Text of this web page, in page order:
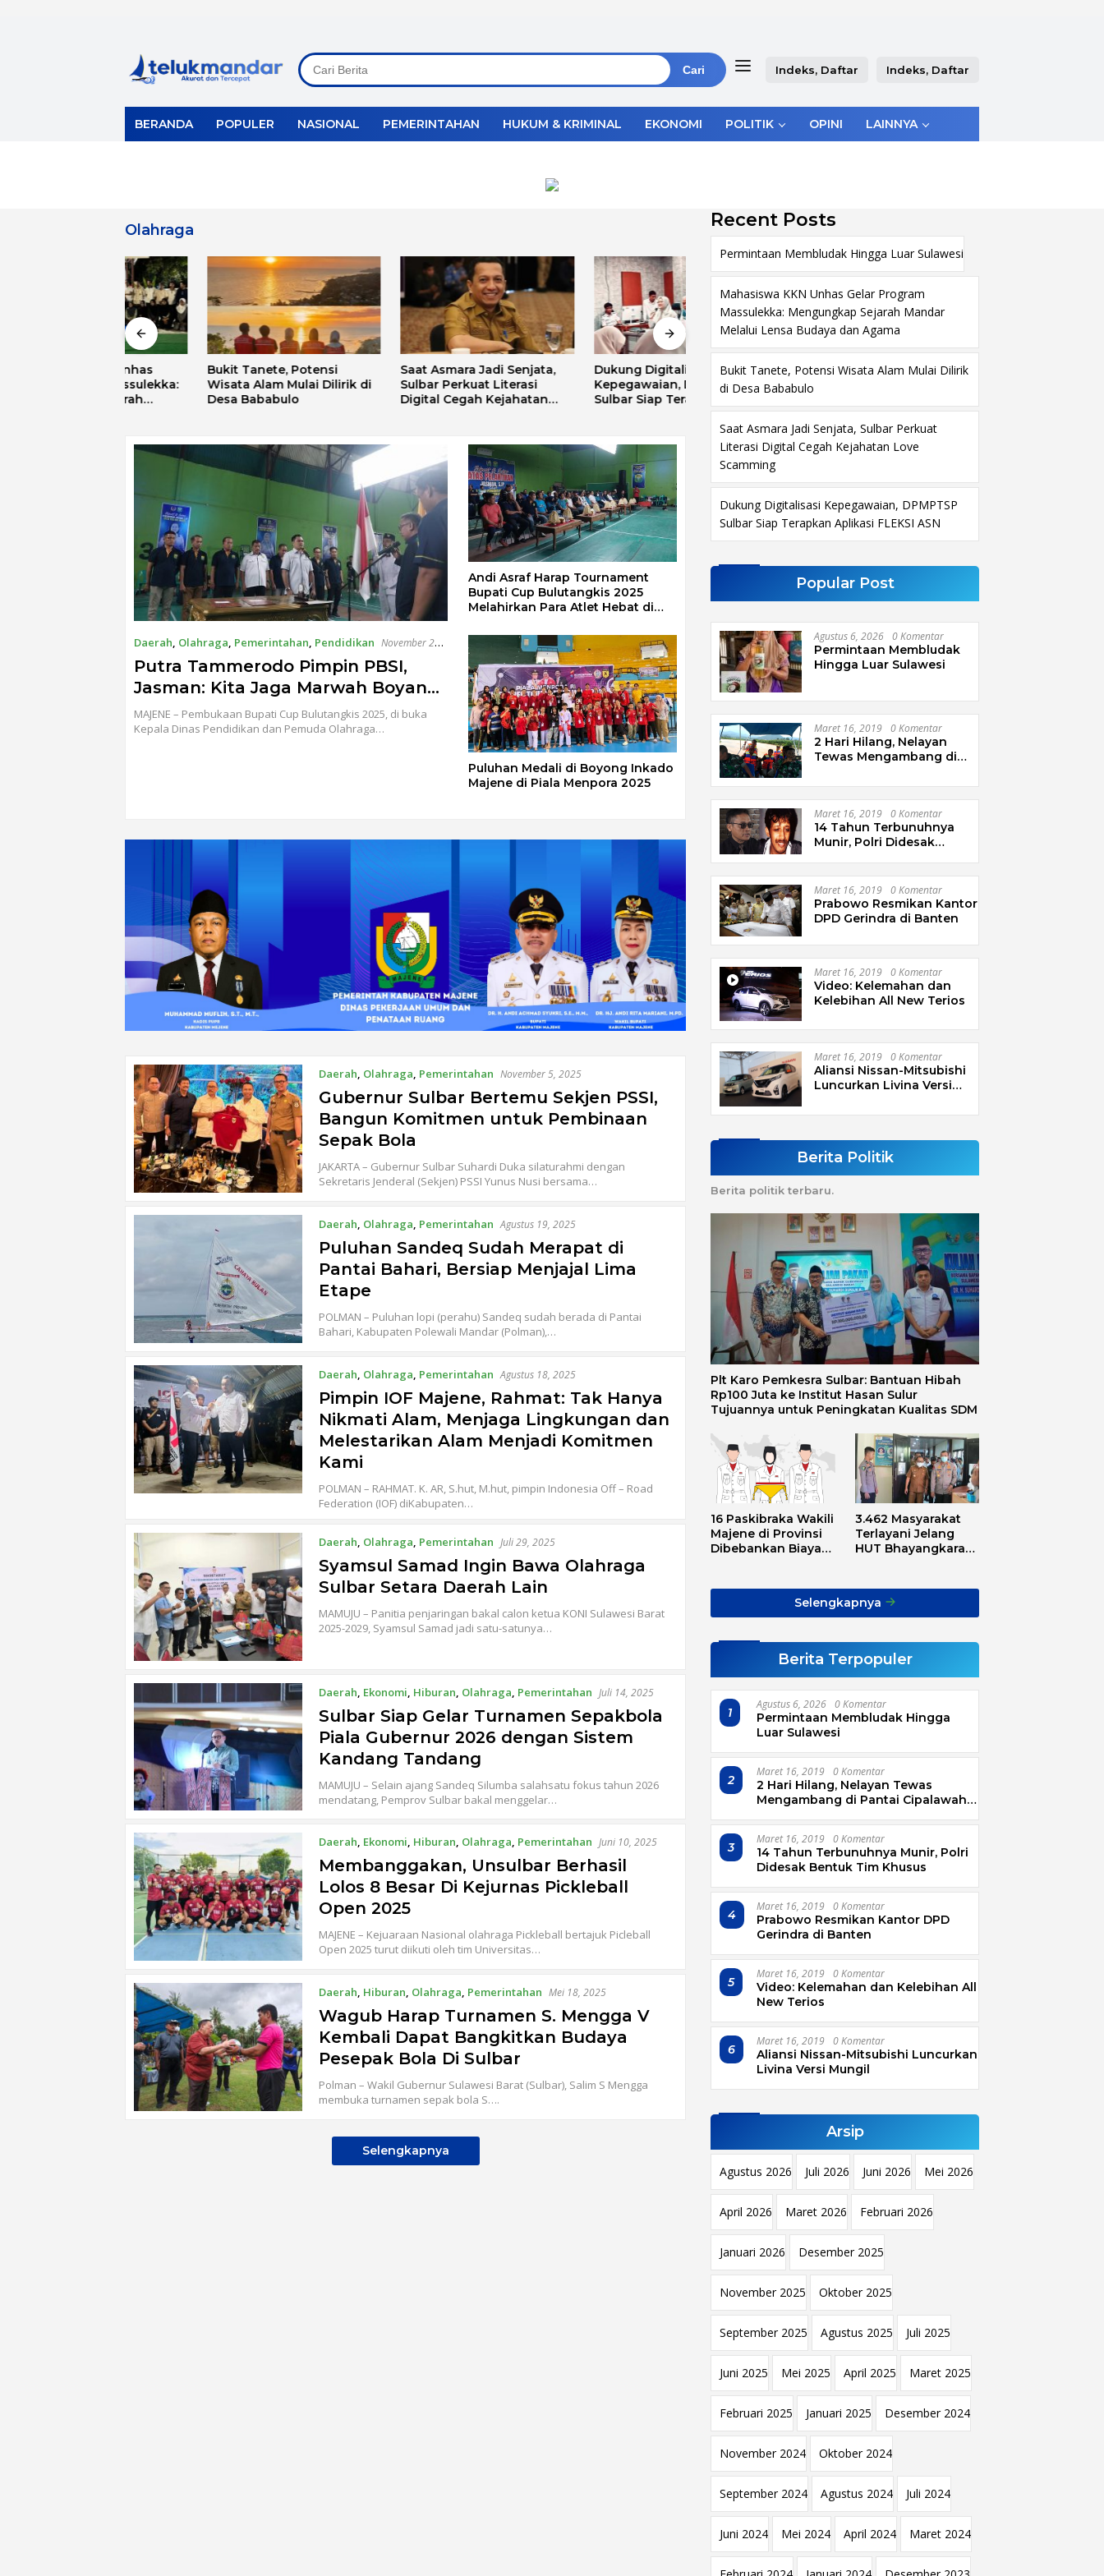
Cari Indeks, Daftar Indeks, Daftar
BERANDA POPULER NASIONAL PEMERINTAHAN HUKUM & KRIMINAL EKONOMI POLITIK OPINI LAINNYA
Olahraga
Bukit Tanete, Potensi
Wisata Alam Mulai Dilirik di
Desa Bababulo
Saat Asmara Jadi Senjata,
Sulbar Perkuat Literasi
Digital Cegah Kejahatan
Dukung Digitalisasi
Kepegawaian, DPMPTSP
Sulbar Siap Terapkan
DKPPKB Sulbar Dampingi
Gubernur Terima Audiensi
Punggawa Malolo
Murdanil: Ini Membentuk
Daerah, Olahraga, Pemerintahan, Pendidikan November 22,
2025
Putra Tammerodo Pimpin PBSI,
Jasman: Kita Jaga Marwah Boyang
Assamalewuang Sebagai Sentrum
Atlet Bulutangkis di Sulbar
MAJENE – Pembukaan Bupati Cup Bulutangkis 2025, di buka
Kepala Dinas Pendidikan dan Pemuda Olahraga…
Andi Asraf Harap Tournament
Bupati Cup Bulutangkis 2025
Melahirkan Para Atlet Hebat di
Puluhan Medali di Boyong Inkado
Majene di Piala Menpora 2025
Daerah, Olahraga, Pemerintahan November 5, 2025
Gubernur Sulbar Bertemu Sekjen PSSI,
Bangun Komitmen untuk Pembinaan
Sepak Bola
JAKARTA – Gubernur Sulbar Suhardi Duka silaturahmi dengan
Sekretaris Jenderal (Sekjen) PSSI Yunus Nusi bersama…
Daerah, Olahraga, Pemerintahan Agustus 19, 2025
Puluhan Sandeq Sudah Merapat di
Pantai Bahari, Bersiap Menjajal Lima
Etape
POLMAN – Puluhan lopi (perahu) Sandeq sudah berada di Pantai
Bahari, Kabupaten Polewali Mandar (Polman),…
Daerah, Olahraga, Pemerintahan Agustus 18, 2025
Pimpin IOF Majene, Rahmat: Tak Hanya
Nikmati Alam, Menjaga Lingkungan dan
Melestarikan Alam Menjadi Komitmen
Kami
POLMAN – RAHMAT. K. AR, S.hut, M.hut, pimpin Indonesia Off – Road
Federation (IOF) diKabupaten…
Daerah, Olahraga, Pemerintahan Juli 29, 2025
Syamsul Samad Ingin Bawa Olahraga
Sulbar Setara Daerah Lain
MAMUJU – Panitia penjaringan bakal calon ketua KONI Sulawesi Barat
2025-2029, Syamsul Samad jadi satu-satunya…
Daerah Ekonomi Hiburan Olahraga Pemerintahan Juli 14, 2025
Sulbar Siap Gelar Turnamen Sepakbola
Piala Gubernur 2026 dengan Sistem
Kandang Tandang
MAMUJU – Selain ajang Sandeq Silumba salahsatu fokus tahun 2026
mendatang, Pemprov Sulbar bakal menggelar…
Daerah, Ekonomi, Hiburan, Olahraga, Pemerintahan Juni 10, 2025
Membanggakan, Unsulbar Berhasil
Lolos 8 Besar Di Kejurnas Pickleball
Open 2025
MAJENE – Kejuaraan Nasional olahraga Pickleball bertajuk Picleball
Open 2025 turut diikuti oleh tim Universitas…
Daerah, Hiburan, Olahraga, Pemerintahan Mei 18, 2025
Wagub Harap Turnamen S. Mengga V
Kembali Dapat Bangkitkan Budaya
Pesepak Bola Di Sulbar
Polman – Wakil Gubernur Sulawesi Barat (Sulbar), Salim S Mengga
membuka turnamen sepak bola S….
Selengkapnya
Recent Posts
Permintaan Membludak Hingga Luar Sulawesi
Mahasiswa KKN Unhas Gelar Program
Massulekka: Mengungkap Sejarah Mandar
Melalui Lensa Budaya dan Agama
Bukit Tanete, Potensi Wisata Alam Mulai Dilirik
di Desa Bababulo
Saat Asmara Jadi Senjata, Sulbar Perkuat
Literasi Digital Cegah Kejahatan Love
Scamming
Dukung Digitalisasi Kepegawaian, DPMPTSP
Sulbar Siap Terapkan Aplikasi FLEKSI ASN
Popular Post
Agustus 6, 2026 0 Komentar
Permintaan Membludak
Hingga Luar Sulawesi
Maret 16, 2019 0 Komentar
2 Hari Hilang, Nelayan
Tewas Mengambang di
Maret 16, 2019 0 Komentar
14 Tahun Terbunuhnya
Munir, Polri Didesak
Maret 16, 2019 0 Komentar
Prabowo Resmikan Kantor
DPD Gerindra di Banten
Maret 16, 2019 0 Komentar
Video: Kelemahan dan
Kelebihan All New Terios
Maret 16, 2019 0 Komentar
Aliansi Nissan-Mitsubishi
Luncurkan Livina Versi
Berita Politik
Berita politik terbaru.
Plt Karo Pemkesra Sulbar: Bantuan Hibah
Rp100 Juta ke Institut Hasan Sulur
Tujuannya untuk Peningkatan Kualitas SDM
16 Paskibraka Wakili
Majene di Provinsi
Dibebankan Biaya
Semua
3.462 Masyarakat
Terlayani Jelang
HUT Bhayangkara
Selengkapnya
Berita Terpopuler
1
Agustus 6, 2026 0 Komentar
Permintaan Membludak Hingga
Luar Sulawesi
2
Maret 16, 2019 0 Komentar
2 Hari Hilang, Nelayan Tewas
Mengambang di Pantai Cipalawah
3
Maret 16, 2019 0 Komentar
14 Tahun Terbunuhnya Munir, Polri
Didesak Bentuk Tim Khusus
4
Maret 16, 2019 0 Komentar
Prabowo Resmikan Kantor DPD
Gerindra di Banten
5
Maret 16, 2019 0 Komentar
Video: Kelemahan dan Kelebihan All
New Terios
6
Maret 16, 2019 0 Komentar
Aliansi Nissan-Mitsubishi Luncurkan
Livina Versi Mungil
Arsip
Agustus 2026 Juli 2026 Juni 2026 Mei 2026
April 2026 Maret 2026 Februari 2026
Januari 2026 Desember 2025
November 2025 Oktober 2025
September 2025 Agustus 2025 Juli 2025
Juni 2025 Mei 2025 April 2025 Maret 2025
Februari 2025 Januari 2025 Desember 2024
November 2024 Oktober 2024
September 2024 Agustus 2024 Juli 2024
Juni 2024 Mei 2024 April 2024 Maret 2024